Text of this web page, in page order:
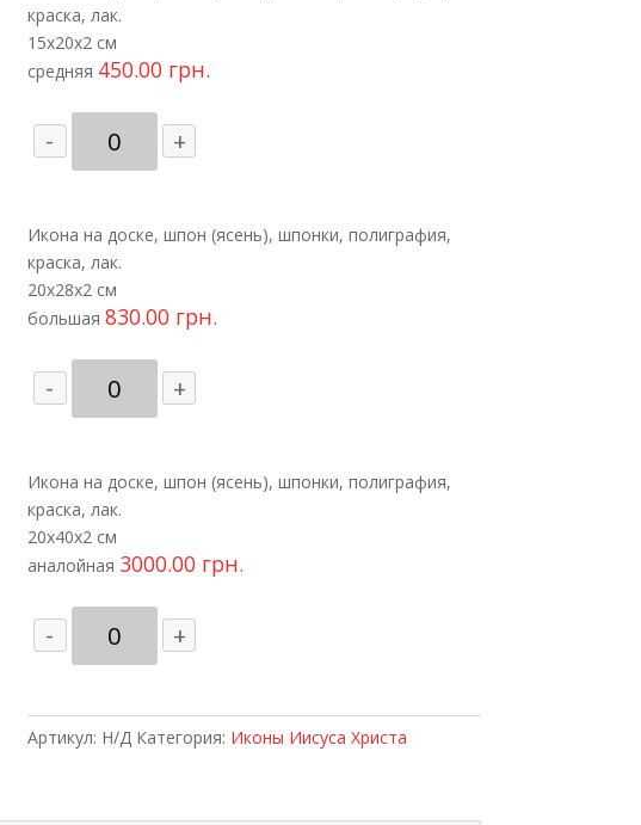
краска, лак.
15х20х2 см
средняя 450.00 грн.
-
Количество
товара
Синайский"
+
Икона на доске, шпон (ясень), шпонки, полиграфия,
краска, лак.
20х28х2 см
большая 830.00 грн.
-
Количество
товара
Синайский"
+
Икона на доске, шпон (ясень), шпонки, полиграфия,
краска, лак.
20х40х2 см
аналойная 3000.00 грн.
-
Количество
товара
Синайский"
+
Артикул: Н/Д Категория: Иконы Иисуса Христа